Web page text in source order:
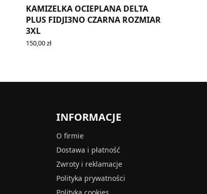
KAMIZELKA OCIEPLANA DELTA
PLUS FIDJI3NO CZARNA ROZMIAR
3XL
150,00zł
INFORMACJE
O firmie
Dostawa i płatność
Zwroty i reklamacje
Polityka prywatności